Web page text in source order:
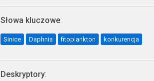
Słowa kluczowe:
Sinice Daphnia fitoplankton konkurencja
Deskryptory: